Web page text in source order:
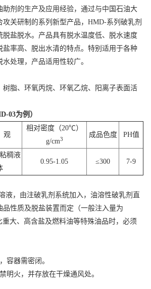
助剂的生产及应用经验，通过与中国石油大
关研制的系列新型产品， HMD-系列破乳剂
脱盐脱水。产品具有脱水温度低、脱水速度
盐率高、脱出水清的特点。特别适用于各种
处理，产品适用性较广。
树脂、环氧丙烷、环氧乙烷、阳离子表面活
03为例）
观
相对密度（20℃）
g/cm3
成品色度 PH值
稠液
0.95-1.05 ≤300 7-9
液，由注破乳剂系统加入，油溶性破乳剂直
品性质及脱盐装置而定（一般注入量为
重大、高含盐及燃料油等特殊油品时，必须
容器需密闭。
明火，并存放在干燥通风处。